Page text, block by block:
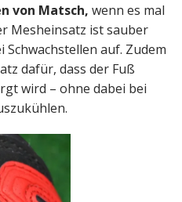
von Matsch, wenn es mal
Mesheinsatz ist sauber
auf. Zudem
dafür, dass der Fuß
wird – ohne dabei bei